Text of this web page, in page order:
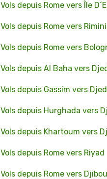
Vols depuis Rome vers Île
Vols depuis Rome vers Rimini
Vols depuis Rome vers
Vols depuis Al Baha vers
Vols depuis Gassim vers
Vols depuis Hurghada vers
Vols depuis Khartoum vers
Vols depuis Rome vers Riyad
Vols depuis Rome vers